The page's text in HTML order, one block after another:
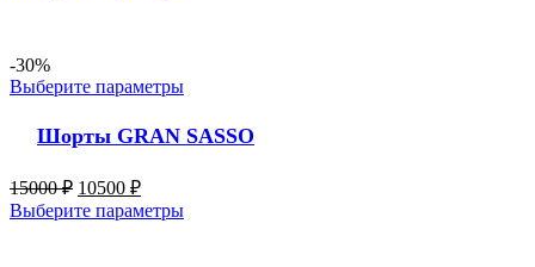
-30%
Выберите параметры
Шорты GRAN SASSO
15000₽ 10500 ₽
Выберите параметры